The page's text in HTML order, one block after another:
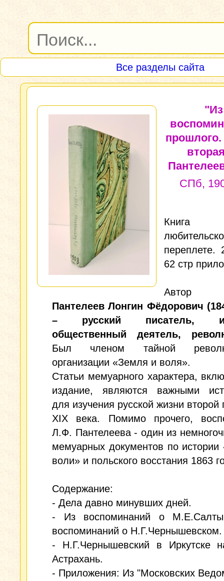
Все разделы сайта
"Из
прошлого.
СПб,
переплете.
62 стр
Автор
Пантелеев Лонгин Фёдорович
– русский писатель,
общественный деятель,
Был членом тайной
организации «Земля и воля».
Статьи мемуарного характера,
издание, являются важными
для изучения русской жизни
XIX века. Помимо прочего,
Л.Ф. Пантелеева - один из
мемуарных документов по
воли» и польского восстания 1863
Содержание:
- Дела давно минувших дней.
- Из воспоминаний о
воспоминаний о Н.Г.Чернышевском.
- Н.Г.Чернышевский в Иркутске
Астрахань.
- Приложения: Из "Московских